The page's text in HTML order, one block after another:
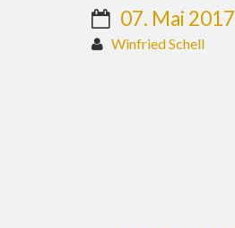
07. Mai 2017
Winfried Schell